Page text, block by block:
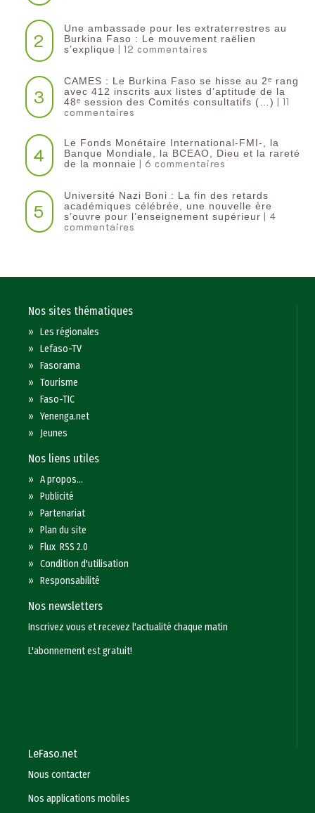
2
Une ambassade pour les extraterrestres au
Burkina Faso : Le mouvement raëlien
s’explique
| 12 commentaires
3
CAMES : Le Burkina Faso se hisse au 2ᵉ rang
avec 412 inscrits aux listes d’aptitude de la
48ᵉ session des Comités consultatifs (…)
| 11
commentaires
4
Le Fonds Monétaire International-FMI-, la
Banque Mondiale, la BCEAO, Dieu et la rareté
de la monnaie
| 6 commentaires
5
Université Nazi Boni : La fin des retards
académiques célébrée, une nouvelle ère
s’ouvre pour l’enseignement supérieur | 4
commentaires
Nos sites thématiques
»Les régionales
»Lefaso-TV
»Fasorama
»Tourisme
»Faso-TIC
»Yenenga.net
» Jeunes
Nos liens utiles
»A propos...
»Publicité
»Partenariat
»Plan du site
»Flux RSS 2.0
»Condition d'utilisation
»Responsabilité
Nos newsletters
Inscrivez vous et recevez l'actualité chaque matin
L'abonnement est gratuit!
LeFaso.net
Nous contacter
Nos applications mobiles